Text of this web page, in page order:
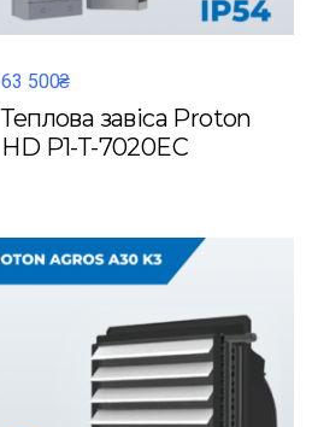
63 500₴
Теплова завіса Proton
HD P1-T-7020EC